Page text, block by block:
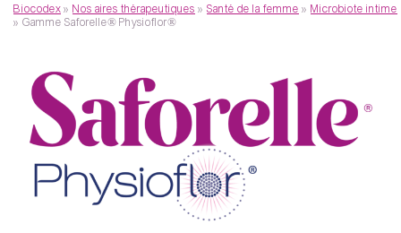
Biocodex » Nos aires thérapeutiques » Santé de la femme » Microbiote intime
» Gamme Saforelle® Physioflor®